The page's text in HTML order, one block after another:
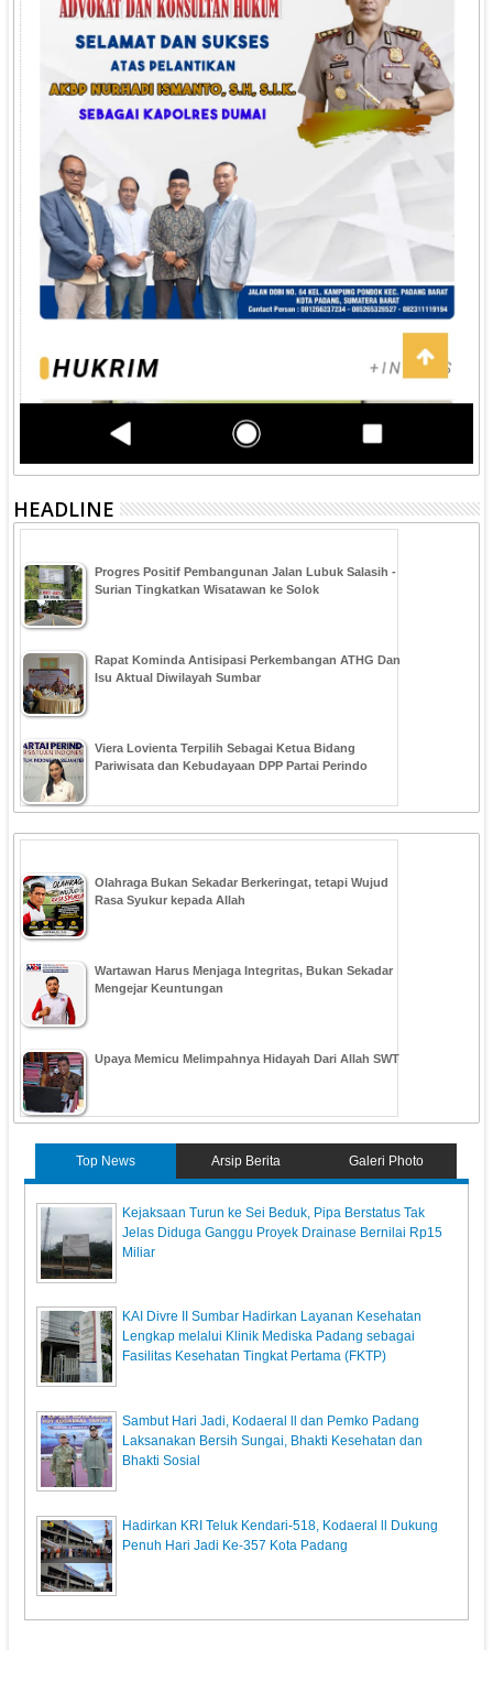
HEADLINE
Progres Positif Pembangunan Jalan Lubuk Salasih -
Surian Tingkatkan Wisatawan ke Solok
Rapat Kominda Antisipasi Perkembangan ATHG Dan
Isu Aktual Diwilayah Sumbar
Viera Lovienta Terpilih Sebagai Ketua Bidang
Pariwisata dan Kebudayaan DPP Partai Perindo
Olahraga Bukan Sekadar Berkeringat, tetapi Wujud
Rasa Syukur kepada Allah
Wartawan Harus Menjaga Integritas, Bukan Sekadar
Mengejar Keuntungan
Upaya Memicu Melimpahnya Hidayah Dari Allah SWT
Top News Arsip Berita Galeri Photo
Kejaksaan Turun ke Sei Beduk, Pipa Berstatus Tak
Jelas Diduga Ganggu Proyek Drainase Bernilai Rp15
Miliar
KAI Divre II Sumbar Hadirkan Layanan Kesehatan
Lengkap melalui Klinik Mediska Padang sebagai
Fasilitas Kesehatan Tingkat Pertama (FKTP)
Sambut Hari Jadi, Kodaeral ll dan Pemko Padang
Laksanakan Bersih Sungai, Bhakti Kesehatan dan
Bhakti Sosial
Hadirkan KRI Teluk Kendari-518, Kodaeral ll Dukung
Penuh Hari Jadi Ke-357 Kota Padang